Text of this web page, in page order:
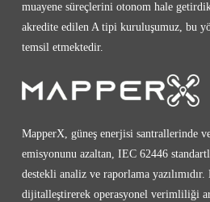
muayene süreçlerini otonom hale
akredite edilen A tipi kuruluşumuz, bu
temsil etmektedir.
MapperX, güneş enerjisi santrallerinde
emisyonunu azaltan, IEC 62446
destekli analiz ve raporlama
dijitalleştirerek operasyonel verimliliği